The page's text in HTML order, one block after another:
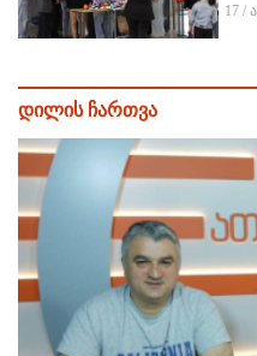
17 /
დილის ჩართვა